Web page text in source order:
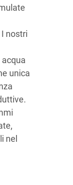
nostri
unica
nel